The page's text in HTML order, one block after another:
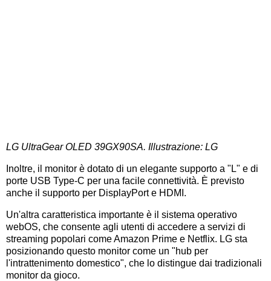
LG UltraGear OLED 39GX90SA. Illustrazione: LG
Inoltre, il monitor è dotato di un elegante supporto a "L" e di
porte USB Type-C per una facile connettività. È previsto
anche il supporto per DisplayPort e HDMI.
Un'altra caratteristica importante è il sistema operativo
webOS, che consente agli utenti di accedere a servizi di
streaming popolari come Amazon Prime e Netflix. LG sta
posizionando questo monitor come un "hub per
l'intrattenimento domestico", che lo distingue dai tradizionali
monitor da gioco.